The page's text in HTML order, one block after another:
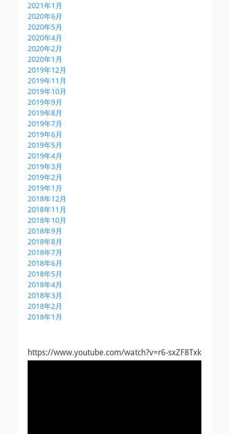
2021年1月
2020年6月
2020年5月
2020年4月
2020年2月
2020年1月
2019年12月
2019年11月
2019年10月
2019年9月
2019年8月
2019年7月
2019年6月
2019年5月
2019年4月
2019年3月
2019年2月
2019年1月
2018年12月
2018年11月
2018年10月
2018年9月
2018年8月
2018年7月
2018年6月
2018年5月
2018年4月
2018年3月
2018年2月
2018年1月
https://www.youtube.com/watch?v=r6-sxZF8Txk